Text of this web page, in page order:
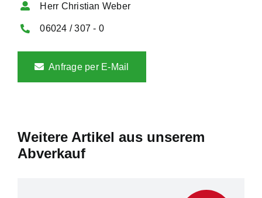
Herr Christian Weber
06024 / 307 - 0
Anfrage per E-Mail
Weitere Artikel aus unserem
Abverkauf